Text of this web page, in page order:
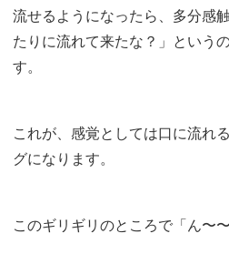
流せるようになったら、多分感
たりに流れて来たな？」という
す。
これが、感覚としては口に流れ
グになります。
このギリギリのところで「ん〜